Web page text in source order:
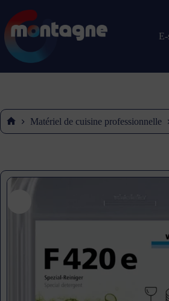
Accueil
Matériel de cuisine professionnelle